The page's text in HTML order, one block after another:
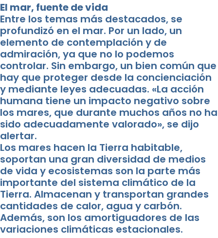
El mar, fuente de vida
Entre los temas más destacados, se
profundizó en el mar. Por un lado, un
elemento de contemplación y de
admiración, ya que no lo podemos
controlar. Sin embargo, un bien común que
hay que proteger desde la concienciación
y mediante leyes adecuadas. «La acción
humana tiene un impacto negativo sobre
los mares, que durante muchos años no ha
sido adecuadamente valorado», se dijo
alertar.
Los mares hacen la Tierra habitable,
soportan una gran diversidad de medios
de vida y ecosistemas son la parte más
importante del sistema climático de la
Tierra. Almacenan y transportan grandes
cantidades de calor, agua y carbón.
Además, son los amortiguadores de las
variaciones climáticas estacionales.